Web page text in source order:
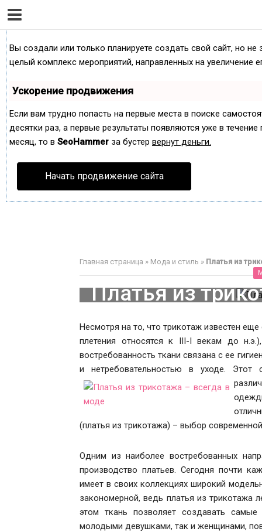
Как продвинуть сайт на первые места?
Вы создали или только планируете создать свой сайт, но
целый комплекс мероприятий, направленных на
Ускорение продвижения
Если вам трудно попасть на первые места в поиске
десятки раз, а первые результаты появляются уже в
месяц, то в SeoHammer за бустер вернут деньги.
Начать продвижение сайта
Главная страница » Мода и стиль » Платья из
Платья из
Несмотря на то, что трикотаж известен
плетения относятся к III-I векам до
востребованность ткани связана с ее
и нетребовательностью в уходе. Этот
(платья из трикотажа) – выбор
Одним из наиболее востребованных
производство платьев. Сегодня почти
имеет в своих коллекциях широкий
закономерной, ведь платья из трикотажа
этом ткань позволяет создавать
молодыми девушками, так и женщинами,